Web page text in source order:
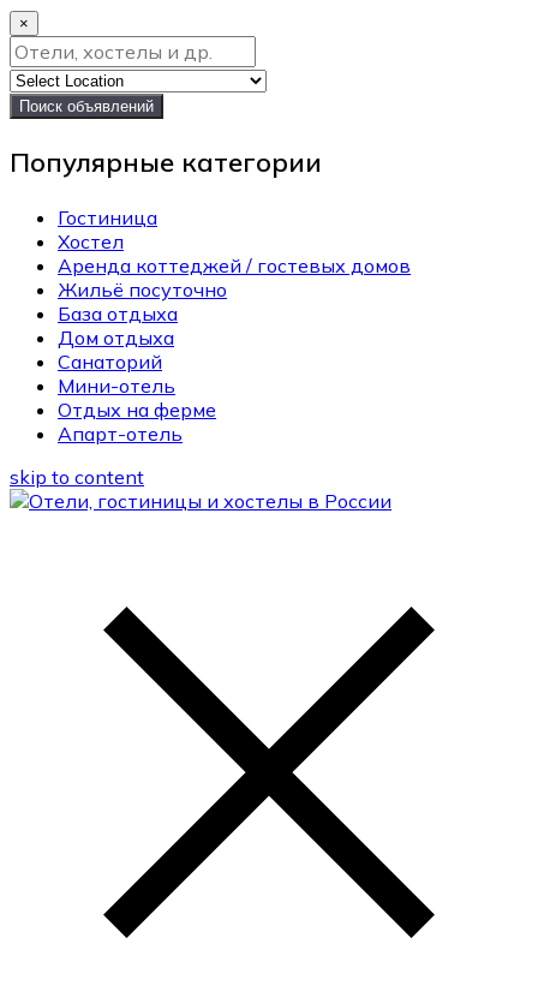
×
Поиск объявлений
Популярные категории
Гостиница
Хостел
Аренда коттеджей / гостевых домов
Жильё посуточно
База отдыха
Дом отдыха
Санаторий
Мини-отель
Отдых на ферме
Апарт-отель
skip to content